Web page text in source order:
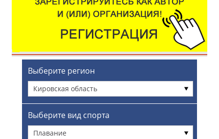
Выберите регион
Кировская область
Выберите вид спорта
Плавание